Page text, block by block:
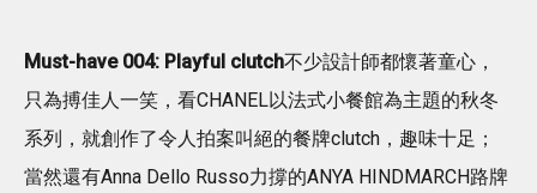
Must-have 004: Playful clutch不少設計師都懷著童心，
只為搏佳人一笑，看CHANEL以法式小餐館為主題的秋冬
系列，就創作了令人拍案叫絕的餐牌clutch，趣味十足；
當然還有Anna Dello Russo力撐的ANYA HINDMARCH路牌